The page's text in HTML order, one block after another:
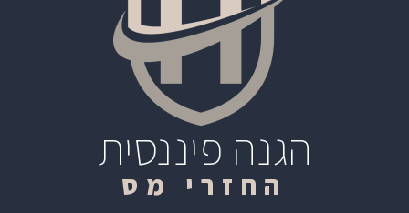
הגנה פיננסית
החזרי מס